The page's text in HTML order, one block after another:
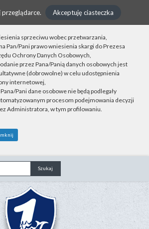
Akceptuję ciasteczka
sprzeciwu wobec przetwarzania,
Pan/Pani prawo wniesienia skargi do Prezesa
Ochrony Danych Osobowych,
przez Pana/Panią danych osobowych jest
(dobrowolne) w celu udostępnienia
internetowej,
Pani dane osobowe nie będą podlegały
procesom podejmowania decyzji
Administratora, w tym profilowaniu.